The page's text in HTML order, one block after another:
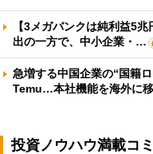
【3メガバンクは純利益5
出の一方で、中小企業・…
急増する中国企業の“国籍
Temu…本社機能を海外に
投資ノウハウ満載コ